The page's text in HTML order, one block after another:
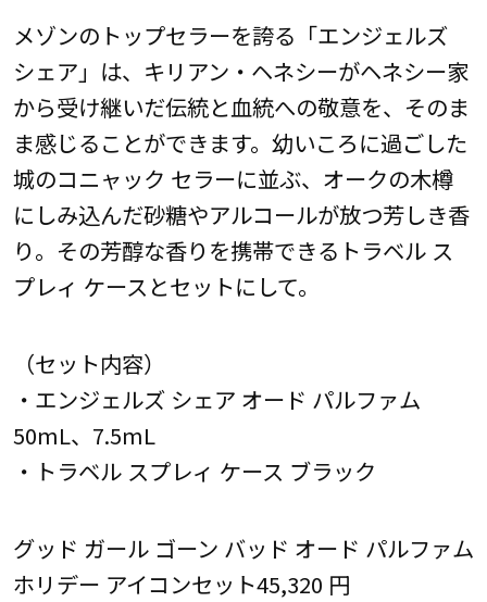
メゾンのトップセラーを誇る「エンジェルズ
シェア」は、キリアン・ヘネシーがヘネシー家
から受け継いだ伝統と血統への敬意を、そのま
ま感じることができます。幼いころに過ごした
城のコニャック セラーに並ぶ、オークの木樽
にしみ込んだ砂糖やアルコールが放つ芳しき香
り。その芳醇な香りを携帯できるトラベル ス
プレィ ケースとセットにして。
（セット内容）
・エンジェルズ シェア オード パルファム
50mL、7.5mL
・トラベル スプレィ ケース ブラック
グッド ガール ゴーン バッド オード パルファム
ホリデー アイコンセット45,320 円